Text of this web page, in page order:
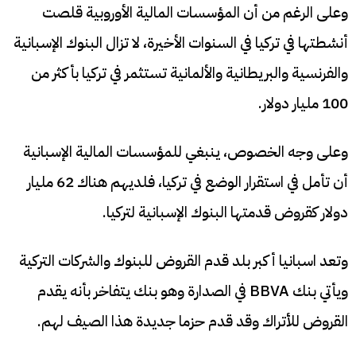
وعلى الرغم من أن المؤسسات المالية الأوروبية قلصت
أنشطتها في تركيا في السنوات الأخيرة، لا تزال البنوك الإسبانية
والفرنسية والبريطانية والألمانية تستثمر في تركيا بأكثر من
100 مليار دولار.
وعلى وجه الخصوص، ينبغي للمؤسسات المالية الإسبانية
أن تأمل في استقرار الوضع في تركيا، فلديهم هناك 62 مليار
دولار كقروض قدمتها البنوك الإسبانية لتركيا.
وتعد اسبانيا أكبر بلد قدم القروض للبنوك والشركات التركية
ويأتي بنك BBVA في الصدارة وهو بنك يتفاخر بأنه يقدم
القروض للأتراك وقد قدم حزما جديدة هذا الصيف لهم.